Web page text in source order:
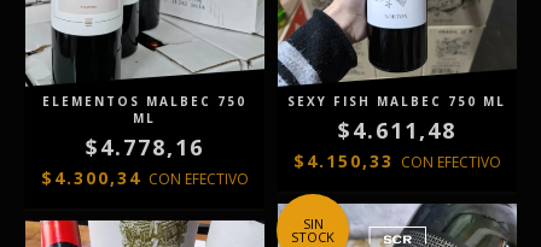
ELEMENTOS MALBEC 750
ML
$4.778,16
$4.300,34 CON EFECTIVO
SEXY FISH MALBEC 750 ML
$4.611,48
$4.150,33 CON EFECTIVO
SIN
STOCK